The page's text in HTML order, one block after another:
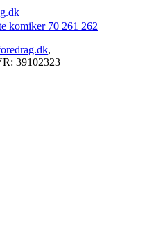
70 261 262
,
39102323